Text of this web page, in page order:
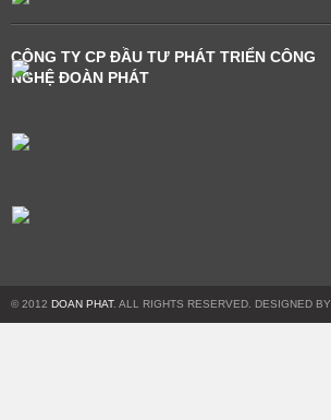
CÔNG TY CP ĐẦU TƯ PHÁT TRIỂN CÔNG
NGHỆ ĐOÀN PHÁT
© 2012 DOAN PHAT. ALL RIGHTS RESERVED. DESIGNED BY